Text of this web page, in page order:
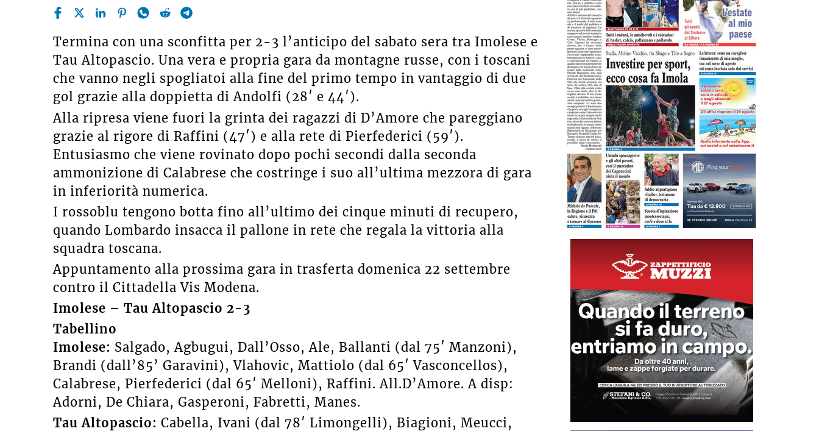
Termina con una sconfitta per 2-3 l’anticipo del sabato sera tra Imolese e
Tau Altopascio. Una vera e propria gara da montagne russe, con i toscani
che vanno negli spogliatoi alla fine del primo tempo in vantaggio di due
gol grazie alla doppietta di Andolfi (28′ e 44′).
Alla ripresa viene fuori la grinta dei ragazzi di D’Amore che pareggiano
grazie al rigore di Raffini (47′) e alla rete di Pierfederici (59′).
Entusiasmo che viene rovinato dopo pochi secondi dalla seconda
ammonizione di Calabrese che costringe i suo all’ultima mezzora di gara
in inferiorità numerica.
I rossoblu tengono botta fino all’ultimo dei cinque minuti di recupero,
quando Lombardo insacca il pallone in rete che regala la vittoria alla
squadra toscana.
Appuntamento alla prossima gara in trasferta domenica 22 settembre
contro il Cittadella Vis Modena.
Imolese – Tau Altopascio 2-3
Tabellino
Imolese: Salgado, Agbugui, Dall’Osso, Ale, Ballanti (dal 75′ Manzoni),
Brandi (dall’85’ Garavini), Vlahovic, Mattiolo (dal 65′ Vasconcellos),
Calabrese, Pierfederici (dal 65′ Melloni), Raffini. All.D’Amore. A disp:
Adorni, De Chiara, Gasperoni, Fabretti, Manes.
Tau Altopascio: Cabella, Ivani (dal 78′ Limongelli), Biagioni, Meucci,